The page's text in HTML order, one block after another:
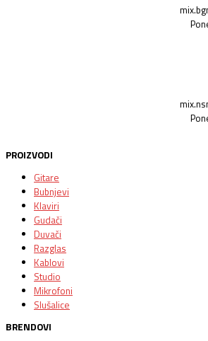
PROIZVODI
Gitare
Bubnjevi
Klaviri
Gudači
Duvači
Razglas
Kablovi
Studio
Mikrofoni
Slušalice
BRENDOVI